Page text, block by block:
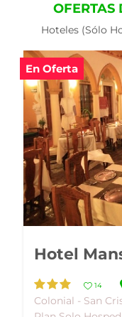
OFERTAS
Hoteles (Sólo
En Oferta
Hotel
10